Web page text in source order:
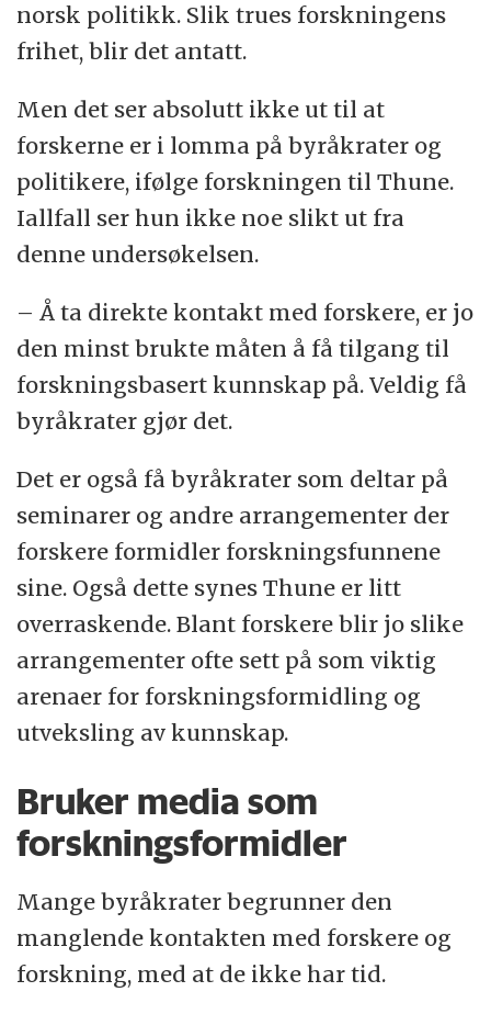
norsk politikk. Slik trues forskningens
frihet, blir det antatt.
Men det ser absolutt ikke ut til at
forskerne er i lomma på byråkrater og
politikere, ifølge forskningen til Thune.
Iallfall ser hun ikke noe slikt ut fra
denne undersøkelsen.
– Å ta direkte kontakt med forskere, er jo
den minst brukte måten å få tilgang til
forskningsbasert kunnskap på. Veldig få
byråkrater gjør det.
Det er også få byråkrater som deltar på
seminarer og andre arrangementer der
forskere formidler forskningsfunnene
sine. Også dette synes Thune er litt
overraskende. Blant forskere blir jo slike
arrangementer ofte sett på som viktig
arenaer for forskningsformidling og
utveksling av kunnskap.
Bruker media som
forskningsformidler
Mange byråkrater begrunner den
manglende kontakten med forskere og
forskning, med at de ikke har tid.